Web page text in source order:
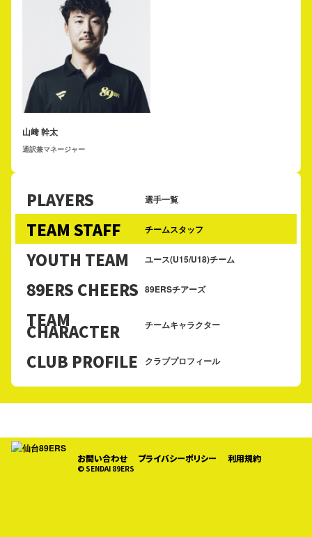
山﨑 幹太
通訳兼マネージャー
PLAYERS 選手一覧
TEAM STAFF チームスタッフ
YOUTH TEAM ユース(U15/U18)チーム
89ERS CHEERS 89ERSチアーズ
TEAM
CHARACTER チームキャラクター
CLUB PROFILE クラブプロフィール
お問い合わせ プライバシーポリシー 利用規約
© SENDAI 89ERS